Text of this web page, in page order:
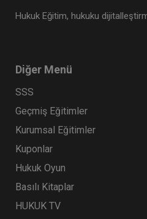
Hukuk Eğitim, hukuku
Diğer Menü
SSS
Geçmiş Eğitimler
Kurumsal Eğitimler
Kuponlar
Hukuk Oyun
Basılı Kitaplar
HUKUK TV